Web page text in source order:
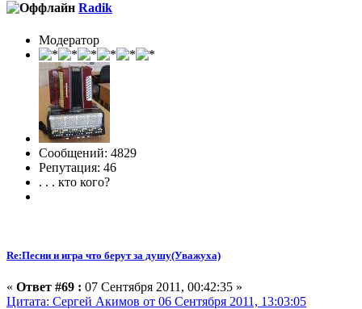
Radik
Модератор
Сообщений: 4829
Репутация: 46
. . . кто кого?
Re:Песни и игра что берут за душу(Уважуха)
« Ответ #69 : 07 Сентября 2011, 00:42:35 »
Цитата: Сергей Акимов от 06 Сентября 2011, 13:03:05